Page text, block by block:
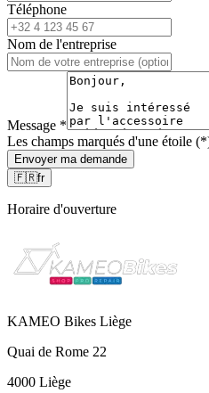
Téléphone
Nom de l'entreprise
Message *
Les champs marqués d'une étoile
Envoyer ma demande
🇫🇷fr
Horaire d'ouverture
KAMEO Bikes Liège
Quai de Rome 22
4000 Liège